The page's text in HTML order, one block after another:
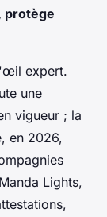
protège
expert.
une
vigueur ; la
en 2026,
Lights,